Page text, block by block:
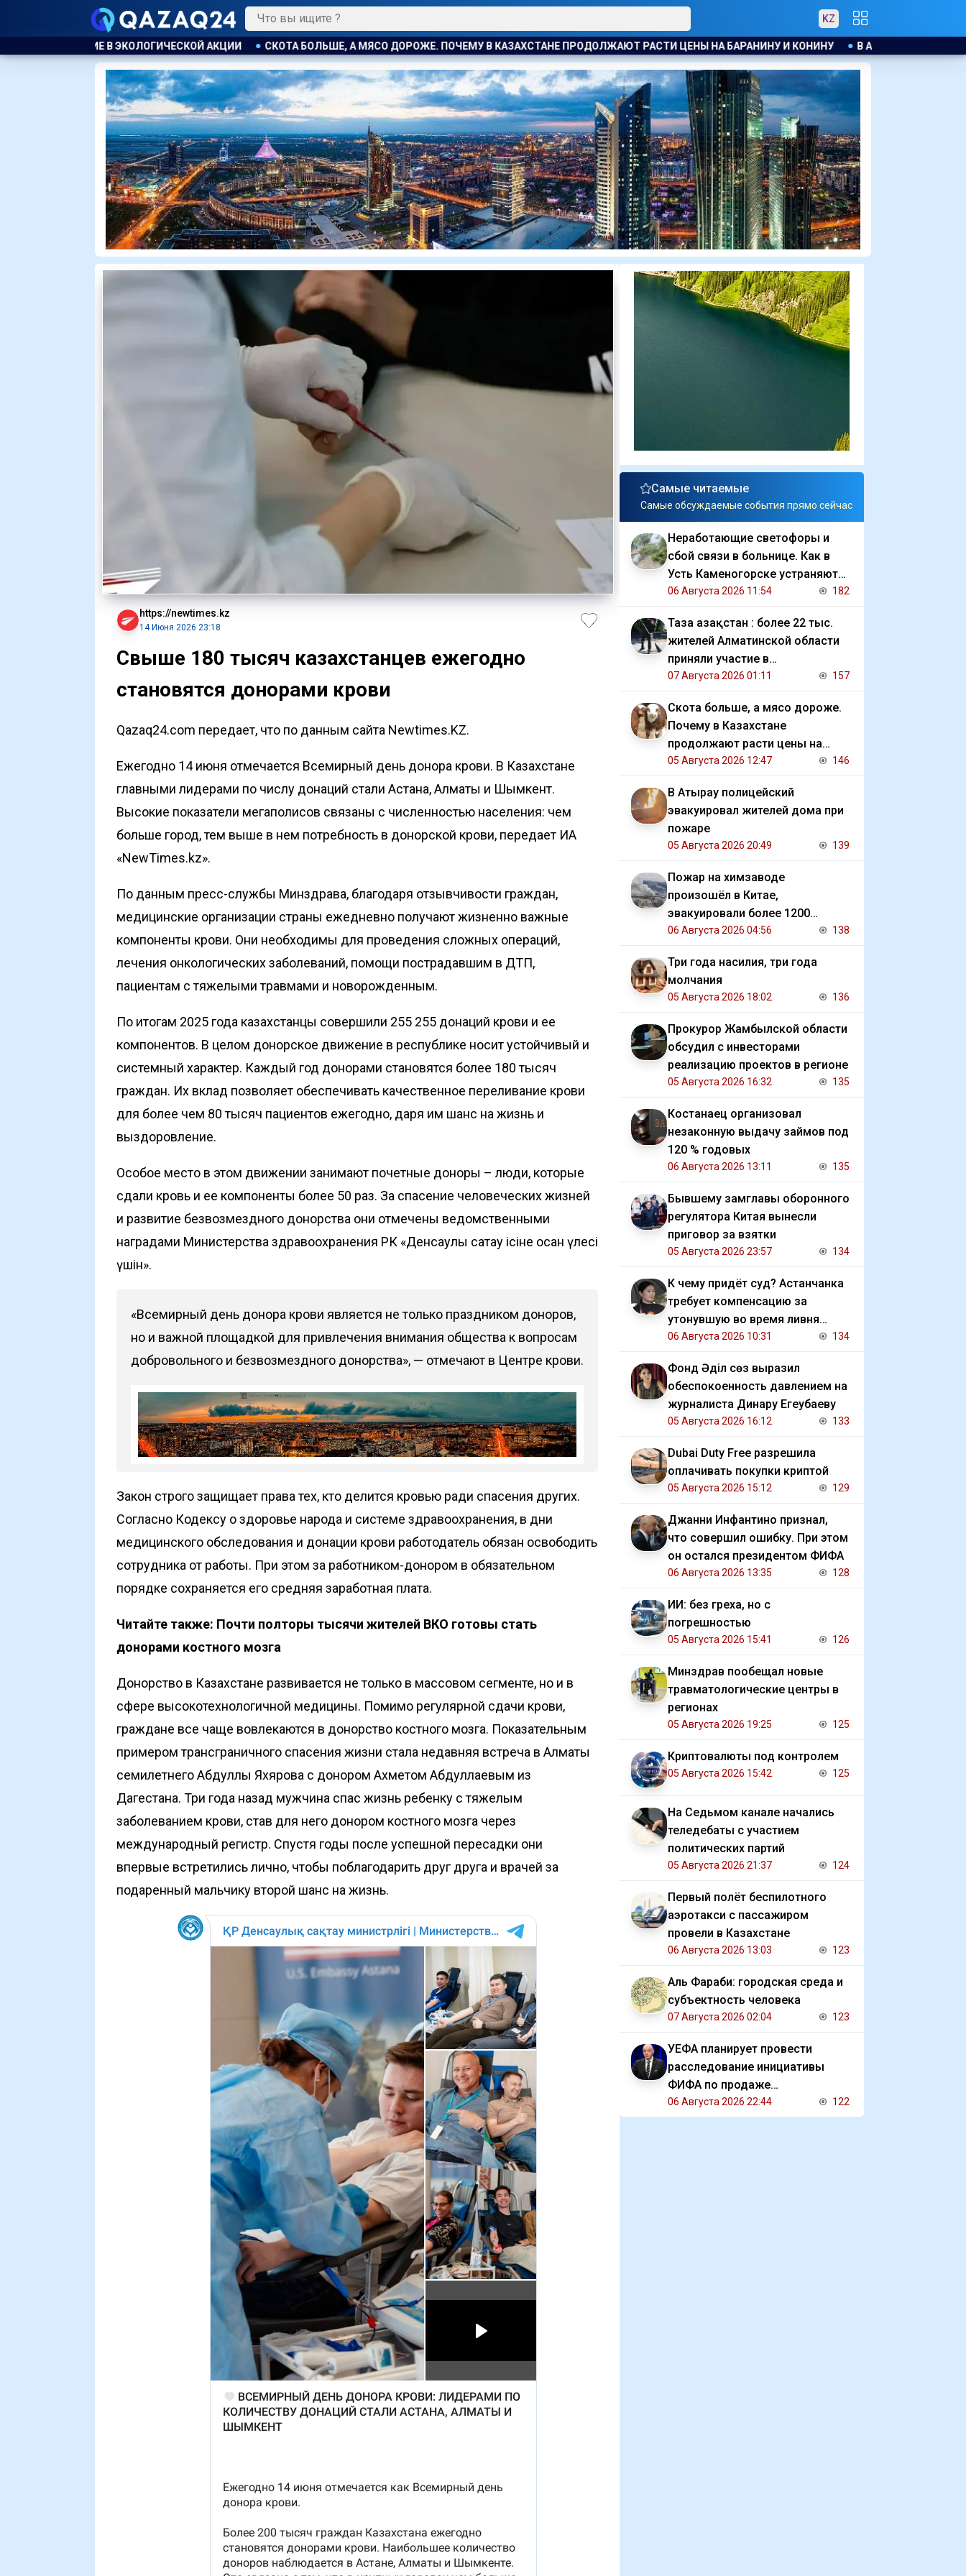
KZ
АКЦИИ СКОТА БОЛЬШЕ, А МЯСО ДОРОЖЕ. ПОЧЕМУ В КАЗАХСТАНЕ ПРОДОЛЖАЮТ РАСТИ ЦЕНЫ НА БАРАНИНУ И КОНИНУ В АТЫРАУ ПОЛИЦЕЙСКИЙ ЭВАКУИРОВАЛ
https://newtimes.kz
14 Июня 2026 23:18
Свыше 180 тысяч казахстанцев ежегодно
становятся донорами крови
Qazaq24.com передает, что по данным сайта Newtimes.KZ.
Ежегодно 14 июня отмечается Всемирный день донора крови. В Казахстане
главными лидерами по числу донаций стали Астана, Алматы и Шымкент.
Высокие показатели мегаполисов связаны с численностью населения: чем
больше город, тем выше в нем потребность в донорской крови, передает ИА
«NewTimes.kz».
По данным пресс-службы Минздрава, благодаря отзывчивости граждан,
медицинские организации страны ежедневно получают жизненно важные
компоненты крови. Они необходимы для проведения сложных операций,
лечения онкологических заболеваний, помощи пострадавшим в ДТП,
пациентам с тяжелыми травмами и новорожденным.
По итогам 2025 года казахстанцы совершили 255 255 донаций крови и ее
компонентов. В целом донорское движение в республике носит устойчивый и
системный характер. Каждый год донорами становятся более 180 тысяч
граждан. Их вклад позволяет обеспечивать качественное переливание крови
для более чем 80 тысяч пациентов ежегодно, даря им шанс на жизнь и
выздоровление.
Особое место в этом движении занимают почетные доноры – люди, которые
сдали кровь и ее компоненты более 50 раз. За спасение человеческих жизней
и развитие безвозмездного донорства они отмечены ведомственными
наградами Министерства здравоохранения РК «Денсаулық сақтау ісіне қосқан үлесі
үшін».
«Всемирный день донора крови является не только праздником доноров,
но и важной площадкой для привлечения внимания общества к вопросам
добровольного и безвозмездного донорства», — отмечают в Центре крови.
Закон строго защищает права тех, кто делится кровью ради спасения других.
Согласно Кодексу о здоровье народа и системе здравоохранения, в дни
медицинского обследования и донации крови работодатель обязан освободить
сотрудника от работы. При этом за работником-донором в обязательном
порядке сохраняется его средняя заработная плата.
Читайте также: Почти полторы тысячи жителей ВКО готовы стать
донорами костного мозга
Донорство в Казахстане развивается не только в массовом сегменте, но и в
сфере высокотехнологичной медицины. Помимо регулярной сдачи крови,
граждане все чаще вовлекаются в донорство костного мозга. Показательным
примером трансграничного спасения жизни стала недавняя встреча в Алматы
семилетнего Абдуллы Яхярова с донором Ахметом Абдуллаевым из
Дагестана. Три года назад мужчина спас жизнь ребенку с тяжелым
заболеванием крови, став для него донором костного мозга через
международный регистр. Спустя годы после успешной пересадки они
впервые встретились лично, чтобы поблагодарить друг друга и врачей за
подаренный мальчику второй шанс на жизнь.
Самые читаемые
Самые обсуждаемые события прямо сейчас
Неработающие светофоры и
сбой связи в больнице. Как в
Усть Каменогорске устраняют
последствия ливня
06 Августа 2026 11:54 182
Таза Қазақстан : более 22 тыс.
жителей Алматинской области
приняли участие в
экологической акции
07 Августа 2026 01:11 157
Скота больше, а мясо дороже.
Почему в Казахстане
продолжают расти цены на
баранину и конину
05 Августа 2026 12:47 146
В Атырау полицейский
эвакуировал жителей дома при
пожаре
05 Августа 2026 20:49 139
Пожар на химзаводе
произошёл в Китае,
эвакуировали более 1200
человек
06 Августа 2026 04:56 138
Три года насилия, три года
молчания
05 Августа 2026 18:02 136
Прокурор Жамбылской области
обсудил с инвесторами
реализацию проектов в регионе
05 Августа 2026 16:32 135
Костанаец организовал
незаконную выдачу займов под
120 % годовых
06 Августа 2026 13:11 135
Бывшему замглавы оборонного
регулятора Китая вынесли
приговор за взятки
05 Августа 2026 23:57 134
К чему придёт суд? Астанчанка
требует компенсацию за
утонувшую во время ливня
иномарку
06 Августа 2026 10:31 134
Фонд Әділ сөз выразил
обеспокоенность давлением на
журналиста Динару Егеубаеву
05 Августа 2026 16:12 133
Dubai Duty Free разрешила
оплачивать покупки криптой
05 Августа 2026 15:12 129
Джанни Инфантино признал,
что совершил ошибку. При этом
он остался президентом ФИФА
06 Августа 2026 13:35 128
ИИ: без греха, но с
погрешностью
05 Августа 2026 15:41 126
Минздрав пообещал новые
травматологические центры в
регионах
05 Августа 2026 19:25 125
Криптовалюты под контролем
05 Августа 2026 15:42 125
На Седьмом канале начались
теледебаты с участием
политических партий
05 Августа 2026 21:37 124
Первый полёт беспилотного
аэротакси с пассажиром
провели в Казахстане
06 Августа 2026 13:03 123
Аль Фараби: городская среда и
субъектность человека
07 Августа 2026 02:04 123
УЕФА планирует провести
расследование инициативы
ФИФА по продаже
коммерческих прав на ЧМ
06 Августа 2026 22:44 122